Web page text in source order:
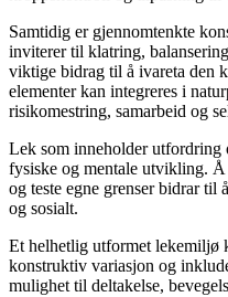
Samtidig er gjennomtenkte
inviterer til klatring,
viktige bidrag til å ivareta den
elementer kan integreres i
risikomestring, samarbeid og
Lek som inneholder utfordring
fysiske og mentale utvikling.
og teste egne grenser bidrar til
og sosialt.
Et helhetlig utformet lekemiljø
konstruktiv variasjon og
mulighet til deltakelse,